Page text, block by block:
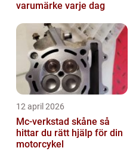
varumärke varje dag
12 april 2026
Mc-verkstad skåne så
hittar du rätt hjälp för din
motorcykel